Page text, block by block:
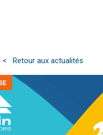
< Retour aux actualités